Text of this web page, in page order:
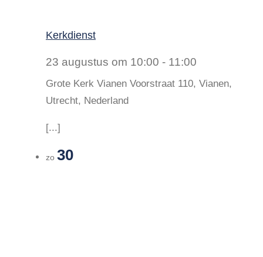
Kerkdienst
23 augustus om 10:00 - 11:00
Grote Kerk Vianen Voorstraat 110, Vianen,
Utrecht, Nederland
[...]
zo 30